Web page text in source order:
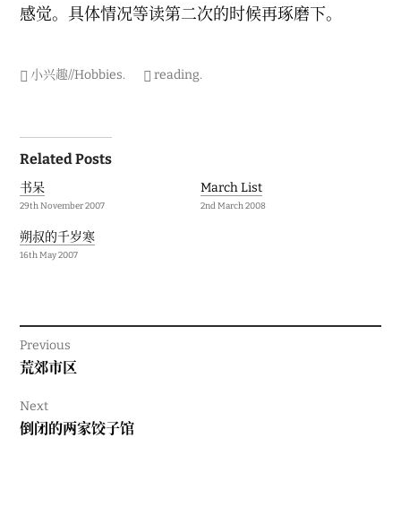
感觉。具体情况等读第二次的时候再琢磨下。
小兴趣//Hobbies. reading.
Post
navigation
Related Posts
书呆
29th November 2007
March List
2nd March 2008
朔叔的千岁寒
16th May 2007
Previous
Previous
荒郊市区
Next
Next
倒闭的两家饺子馆